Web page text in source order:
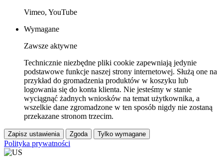
Vimeo, YouTube
Wymagane
Zawsze aktywne
Technicznie niezbędne pliki cookie zapewniają jedynie
podstawowe funkcje naszej strony internetowej. Służą one na
przykład do gromadzenia produktów w koszyku lub
logowania się do konta klienta. Nie jesteśmy w stanie
wyciągnąć żadnych wniosków na temat użytkownika, a
wszelkie dane zgromadzone w ten sposób nigdy nie zostaną
przekazane stronom trzecim.
Zapisz ustawienia Zgoda Tylko wymagane
Polityka prywatności